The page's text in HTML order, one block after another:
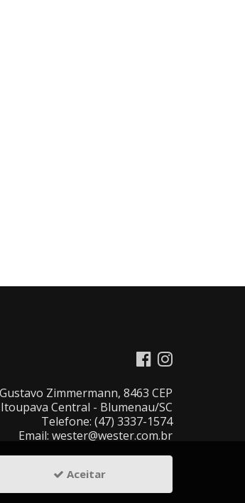
Zimmermann, 8463 CEP
Central - Blumenau/SC
Telefone: (47) 3337-1574
Email: wester@wester.com.br
Aceitar